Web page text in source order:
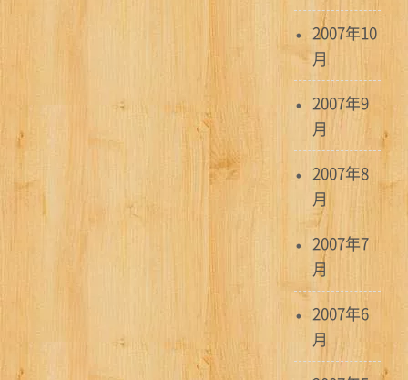
2007年10
月
2007年9
月
2007年8
月
2007年7
月
2007年6
月